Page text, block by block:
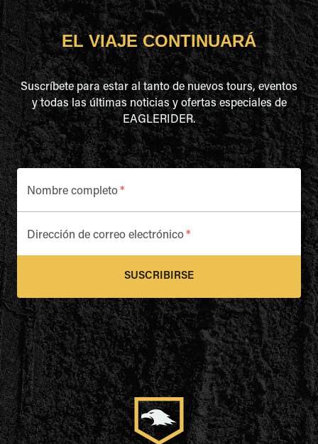
EL VIAJE CONTINUARÁ
Suscríbete para estar al tanto de nuevos tours, eventos
y todas las últimas noticias y ofertas especiales de
EAGLERIDER.
Nombre completo*
Dirección de correo electrónico*
SUSCRIBIRSE